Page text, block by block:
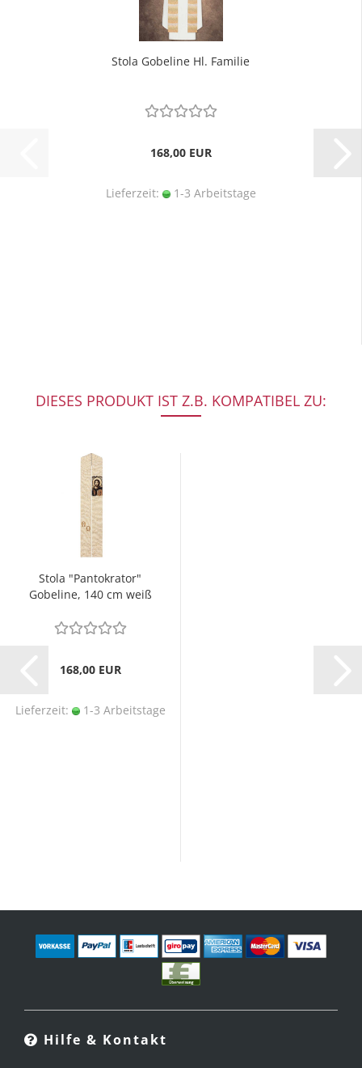
Stola Gobeline Hl. Familie
168,00 EUR
Lieferzeit: 1-3 Arbeitstage
DIESES PRODUKT IST Z.B. KOMPATIBEL ZU:
Stola "Pantokrator"
Gobeline, 140 cm weiß
168,00 EUR
Lieferzeit: 1-3 Arbeitstage
Hilfe & Kontakt